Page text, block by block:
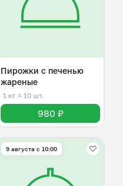
Пирожки с печенью
жареные
1 кг ≈ 10 шт.
980 ₽
9 августа с 10:00